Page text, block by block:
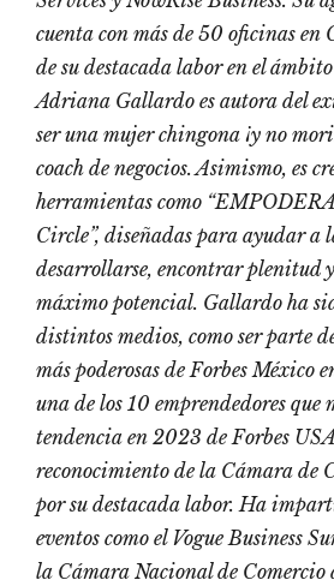
cuenta con más de 50 oficinas en
de su destacada labor en el
Adriana Gallardo es autora del
ser una mujer chingona ¡y no
coach de negocios. Asimismo, es
herramientas como
Circle”, diseñadas para ayudar a
desarrollarse, encontrar plenitud
máximo potencial. Gallardo ha
distintos medios, como ser parte
más poderosas de Forbes México
una de los 10 emprendedores que
tendencia en 2023 de Forbes
reconocimiento de la Cámara de
por su destacada labor. Ha
eventos como el Vogue Business
la Cámara Nacional de Comercio